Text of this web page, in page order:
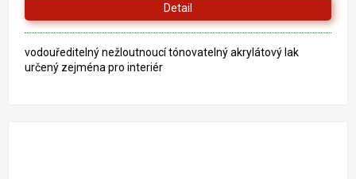
Detail
vodouředitelný nežloutnoucí tónovatelný akrylátový lak
určený zejména pro interiér